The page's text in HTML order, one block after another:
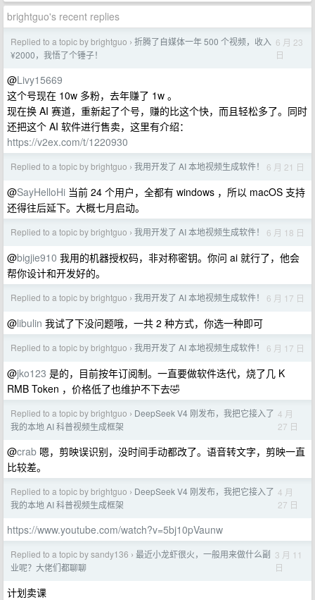
brightguo's recent replies
Replied to a topic by brightguo › 折腾了自媒体一年 500 个视频，收入
¥2000，我悟了个锤子！
6 月 23
日
@Livy15669
这个号现在 10w 多粉，去年赚了 1w 。
现在换 AI 赛道，重新起了个号，赚的比这个快，而且轻松多了。同时
还把这个 AI 软件进行售卖，这里有介绍：
https://v2ex.com/t/1220930
Replied to a topic by brightguo › 我用开发了 AI 本地视频生成软件！ 6 月 21 日
@SayHelloHi 当前 24 个用户，全都有 windows ，所以 macOS 支持
还得往后延下。大概七月启动。
Replied to a topic by brightguo › 我用开发了 AI 本地视频生成软件！ 6 月 18 日
@bigjie910 我用的机器授权码，非对称密钥。你问 ai 就行了，他会
帮你设计和开发好的。
Replied to a topic by brightguo › 我用开发了 AI 本地视频生成软件！ 6 月 17 日
@libulin 我试了下没问题哦，一共 2 种方式，你选一种即可
Replied to a topic by brightguo › 我用开发了 AI 本地视频生成软件！ 6 月 17 日
@jko123 是的，目前按年订阅制。一直要做软件迭代，烧了几 K
RMB Token ，价格低了也维护不下去🤣
Replied to a topic by brightguo › DeepSeek V4 刚发布，我把它接入了
我的本地 AI 科普视频生成框架
4 月
27 日
@crab 嗯，剪映误识别，没时间手动都改了。语音转文字，剪映一直
比较差。
Replied to a topic by brightguo › DeepSeek V4 刚发布，我把它接入了
我的本地 AI 科普视频生成框架
4 月
27 日
https://www.youtube.com/watch?v=5bj10pVaunw
Replied to a topic by sandy136 › 最近小龙虾很火，一般用来做什么副
业呢？大佬们都聊聊
3 月 11
日
计划卖课